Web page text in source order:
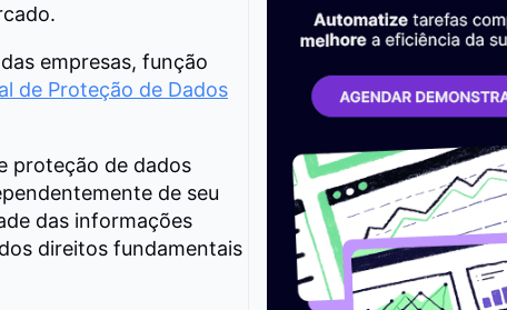
empresas, função
de Proteção de Dados
proteção de dados
de seu
das informações
direitos fundamentais